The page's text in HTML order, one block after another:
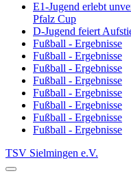
E1-Jugend erlebt
Pfalz Cup
D-Jugend feiert
Fußball - Ergebnisse
Fußball - Ergebnisse
Fußball - Ergebnisse
Fußball - Ergebnisse
Fußball - Ergebnisse
Fußball - Ergebnisse
Fußball - Ergebnisse
Fußball - Ergebnisse
TSV Sielmingen e.V.